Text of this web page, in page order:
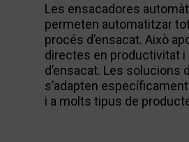
Les ensacadores
permeten automatitzar
procés d’ensacat. Això
directes en productivitat i
d’ensacat. Les solucions
s’adapten
i a molts tipus de